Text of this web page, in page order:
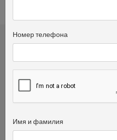
Номер телефона
Имя и фамилия